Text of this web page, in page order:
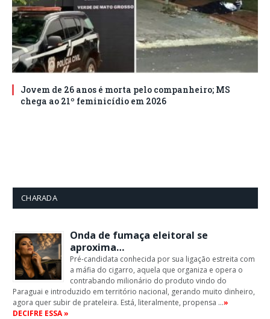
Jovem de 26 anos é morta pelo companheiro; MS
chega ao 21º feminicídio em 2026
CHARADA
Onda de fumaça eleitoral se
aproxima…
Pré-candidata conhecida por sua ligação estreita com
a máfia do cigarro, aquela que organiza e opera o
contrabando milionário do produto vindo do
Paraguai e introduzido em território nacional, gerando muito dinheiro,
agora quer subir de prateleira. Está, literalmente, propensa …»
DECIFRE ESSA »